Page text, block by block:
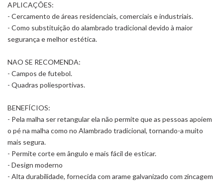
APLICAÇÕES:
- Cercamento de áreas residenciais, comerciais e industriais.
- Como substituição do alambrado tradicional devido à maior
segurança e melhor estética.
NAO SE RECOMENDA:
- Campos de futebol.
- Quadras poliesportivas.
BENEFÍCIOS:
- Pela malha ser retangular ela não permite que as pessoas apoiem
o pé na malha como no Alambrado tradicional, tornando-a muito
mais segura.
- Permite corte em ângulo e mais fácil de esticar.
- Design moderno
- Alta durabilidade, fornecida com arame galvanizado com zincagem